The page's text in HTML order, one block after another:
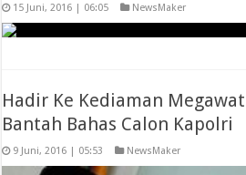
15 Juni, 2016 | 06:05 NewsMaker
Hadir Ke Kediaman
Bantah Bahas Calon Kapolri
9 Juni, 2016 | 05:53 NewsMaker